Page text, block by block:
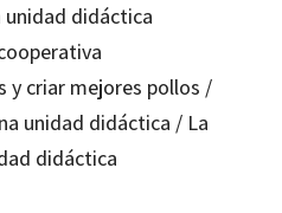
unidad didáctica
y criar mejores pollos /
unidad didáctica / La
didáctica